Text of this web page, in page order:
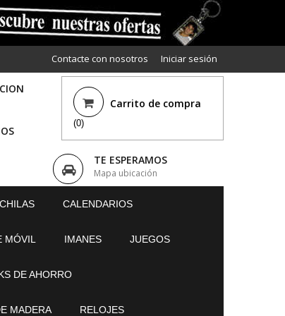
Iniciar sesión
Contacte con nosotros
Carrito de compra
(0)
TE ESPERAMOS
Mapa ubicación
CALENDARIOS
MÓVIL IMANES JUEGOS
DE AHORRO
MADERA RELOJES